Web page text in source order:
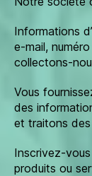
Informations
e-mail,
collectons-
Vous
des
et traitons
Inscrivez-
produits ou